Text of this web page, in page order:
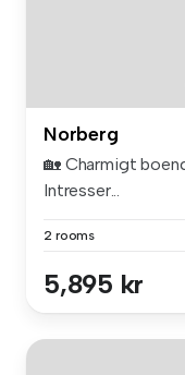
Norberg
🏡 Charmigt
Intresser...
2 rooms
5,895 kr